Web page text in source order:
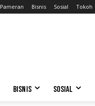
Pameran Bisnis Sosial Tokoh
BISNIS SOSIAL